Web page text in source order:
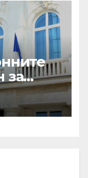
за